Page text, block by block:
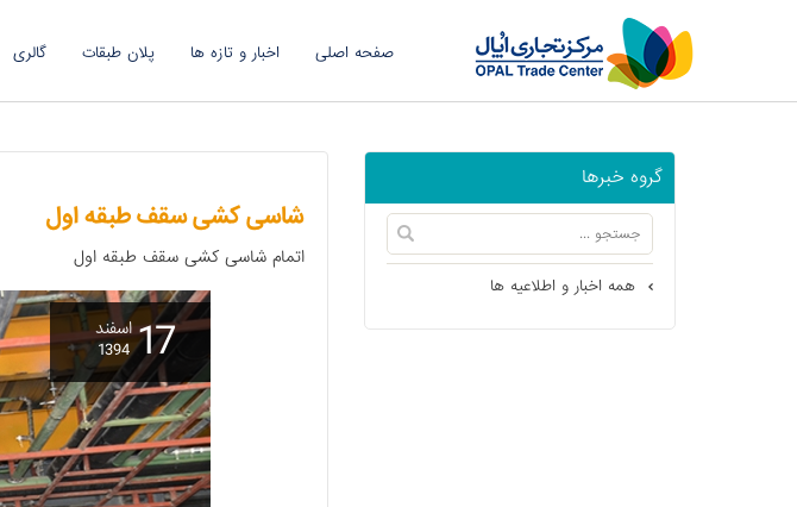
صفحه اصلی اخبار و تازه ها پلان طبقات گالری
شاسی کشی سقف طبقه اول
اتمام شاسی کشی سقف طبقه اول
17 اسفند
1394
گروه خبرها
همه اخبار و اطلاعیه ها